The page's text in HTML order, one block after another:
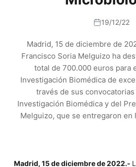
19/12/22
Madrid, 15 de diciembre de
Francisco Soria Melguizo ha
total de 700.000 euros para
Investigación Biomédica de
través de sus convocatorias
Investigación Biomédica y del
Melguizo, que se entregaron en
Madrid, 15 de diciembre de 2022.-